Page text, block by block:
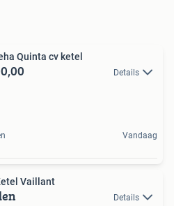
Quinta cv ketel
Details
Vandaag
Vaillant
Details